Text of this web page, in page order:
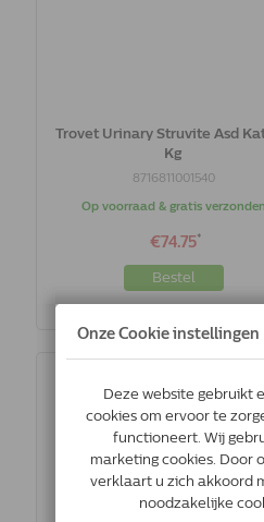
Trovet Urinary Struvite Asd
Kg
8716811001540
Op voorraad & gratis verzonden
€74.75*
Bestel